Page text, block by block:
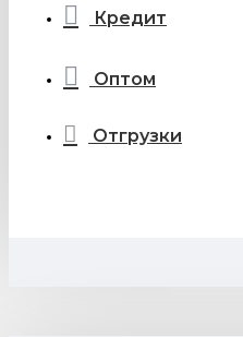
Кредит
Оптом
Отгрузки